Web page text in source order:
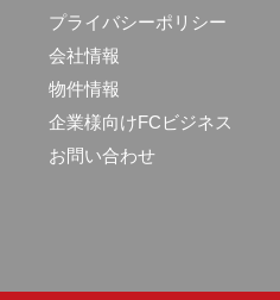
プライバシーポリシー
会社情報
物件情報
企業様向けFCビジネス
お問い合わせ